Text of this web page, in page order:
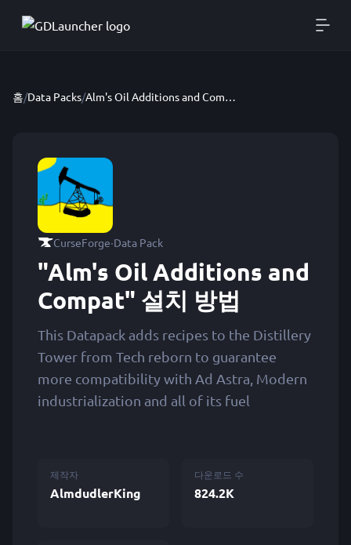
홈/Data Packs/ Alm's Oil Additions and Compat
CurseForge·Data Pack
"Alm's Oil Additions and
Compat" 설치 방법
This Datapack adds recipes to the Distillery
Tower from Tech reborn to guarantee
more compatibility with Ad Astra, Modern
industrialization and all of its fuel
제작자
AlmdudlerKing
다운로드 수
824.2K